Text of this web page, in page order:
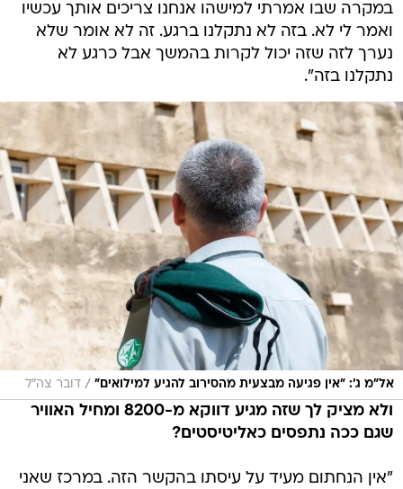
במקרה שבו אמרתי למישהו אנחנו צריכים אותך עכשיו
ואמר לי לא. בזה לא נתקלנו ברגע. זה לא אומר שלא
נערך לזה שזה יכול לקרות בהמשך אבל כרגע לא
נתקלנו בזה".
אל"מ ג': "אין פגיעה מבצעית מהסירוב להגיע למילואים" / דובר צה"ל
ולא מציק לך שזה מגיע דווקא מ-8200 ומחיל האוויר
שגם ככה נתפסים כאליטיסטים?
"אין הנחתום מעיד על עיסתו בהקשר הזה. במרכז שאני